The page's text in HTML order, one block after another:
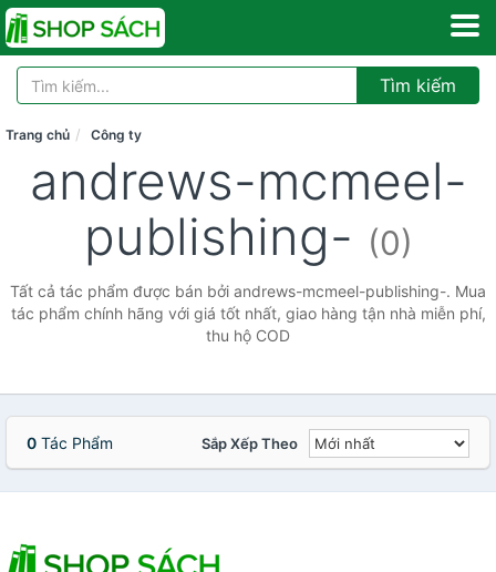
Tìm kiếm
Trang chủ Công ty
andrews-mcmeel-
publishing- (0)
Tất cả tác phẩm được bán bởi andrews-mcmeel-publishing-. Mua
tác phẩm chính hãng với giá tốt nhất, giao hàng tận nhà miễn phí,
thu hộ COD
0 Tác Phẩm Sắp Xếp Theo